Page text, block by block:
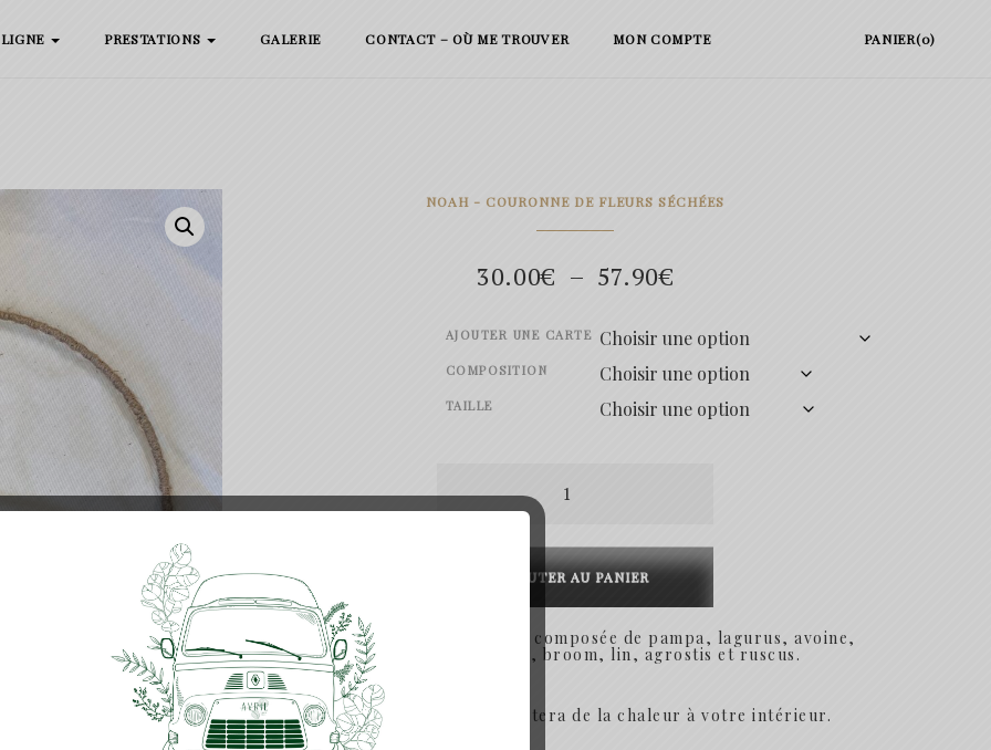
PRESTATIONS GALERIE CONTACT – OÙ ME TROUVER MON COMPTE PANIER(0)
NOAH - COURONNE DE FLEURS SÉCHÉES
30.00€ – 57.90€
prix :
30.00€
AJOUTER UNE CARTE
COMPOSITION
TAILLE
de
AJOUTER AU PANIER
Couronne de fleurs séchées composée de pampa, lagurus, avoine,
phalaris, helychrisum, broom, lin, agrostis et ruscus.
La couronne apportera de la chaleur à votre intérieur.